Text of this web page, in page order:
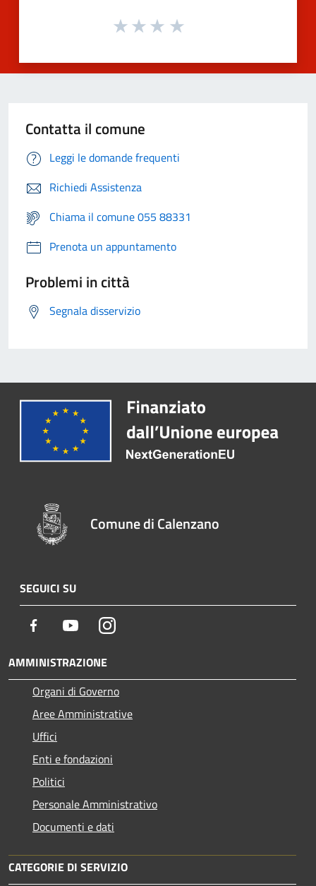
Contatta il comune
Leggi le domande frequenti
Richiedi Assistenza
Chiama il comune 055 88331
Prenota un appuntamento
Problemi in città
Segnala disservizio
Comune di Calenzano
SEGUICI SU
Facebook YoutubeInstagram
AMMINISTRAZIONE
Organi di Governo
Aree Amministrative
Uffici
Enti e fondazioni
Politici
Personale Amministrativo
Documenti e dati
CATEGORIE DI SERVIZIO